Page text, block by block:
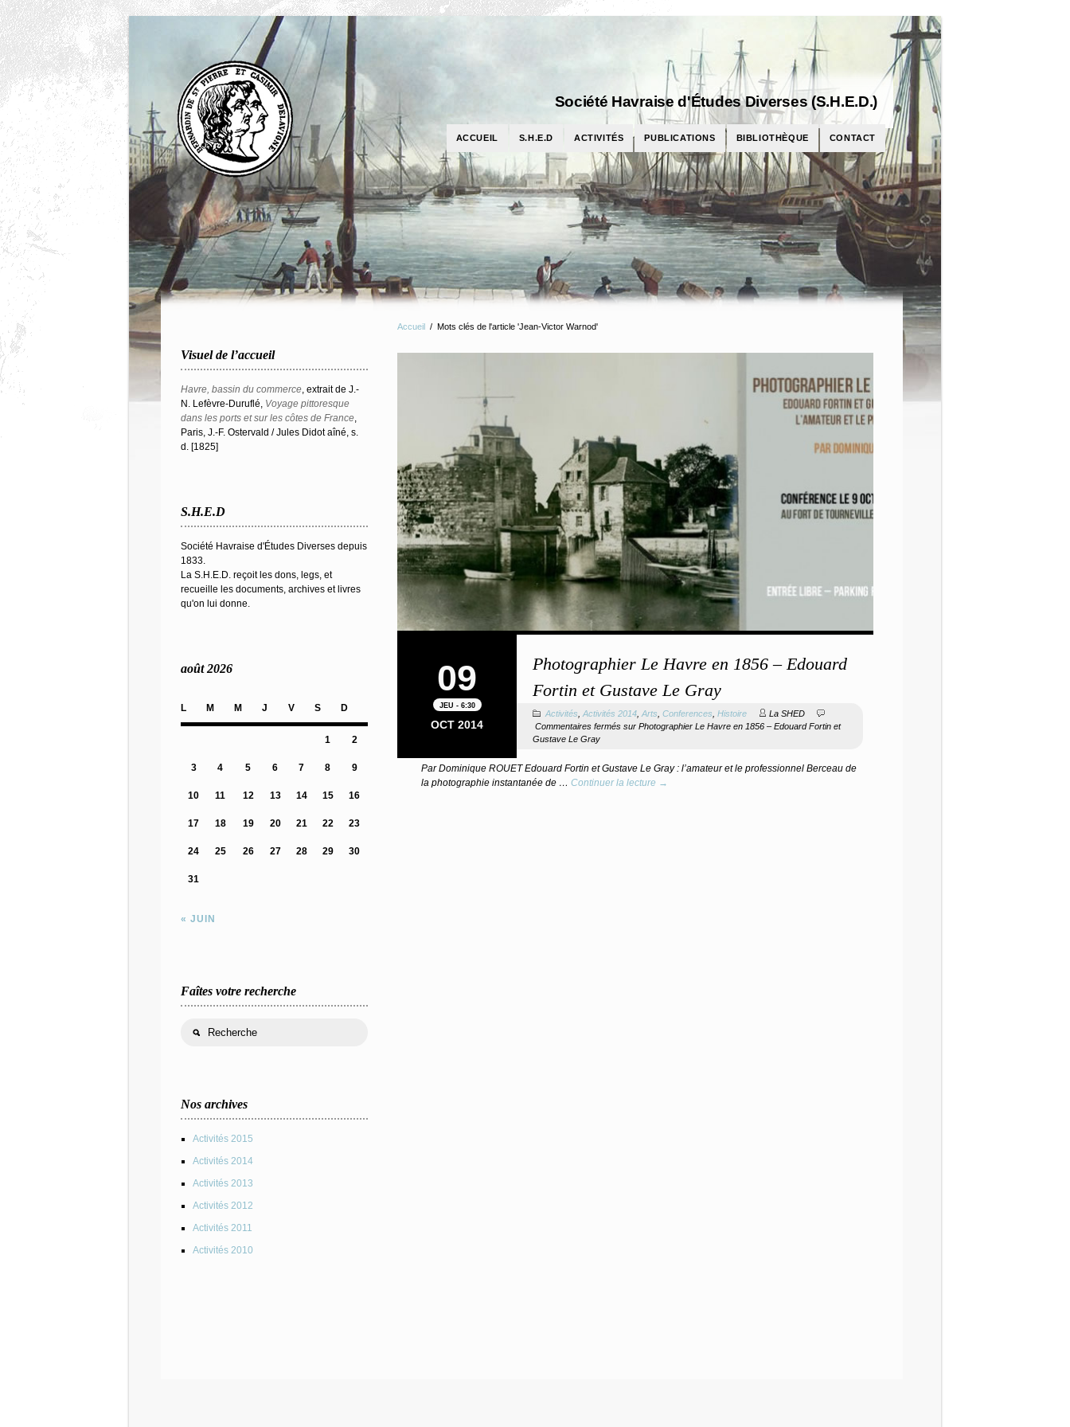
Société Havraise d'Études Diverses (S.H.E.D.)
ACCUEIL S.H.E.D ACTIVITÉS PUBLICATIONS BIBLIOTHÈQUE CONTACT
Accueil / Mots clés de l'article 'Jean-Victor Warnod'
09
JEU - 6:30
OCT 2014
Photographier Le Havre en 1856 – Edouard
Fortin et Gustave Le Gray
Activités Activités 2014 Arts Conferences Histoire
La SHED
Commentaires fermés sur Photographier Le Havre en 1856 – Edouard Fortin et
Gustave Le Gray
Par Dominique ROUET Edouard Fortin et Gustave Le Gray : l’amateur et le professionnel Berceau de
la photographie instantanée de … Continuer la lecture →
Visuel de l’accueil
Havre, bassin du commerce, extrait de J.-
N. Lefèvre-Duruflé, Voyage pittoresque
dans les ports et sur les côtes de France,
Paris, J.-F. Ostervald / Jules Didot aîné, s.
d. [1825]
S.H.E.D
Société Havraise d'Études Diverses depuis
1833.
La S.H.E.D. reçoit les dons, legs, et
recueille les documents, archives et livres
qu'on lui donne.
août 2026
L M M J V S D
« JUIN
1 2
3 4 5 6 7 8 9
10 11 12 13 14 15 16
17 18 19 20 21 22 23
24 25 26 27 28 29 30
31
Faîtes votre recherche
Nos archives
Activités 2015
Activités 2014
Activités 2013
Activités 2012
Activités 2011
Activités 2010